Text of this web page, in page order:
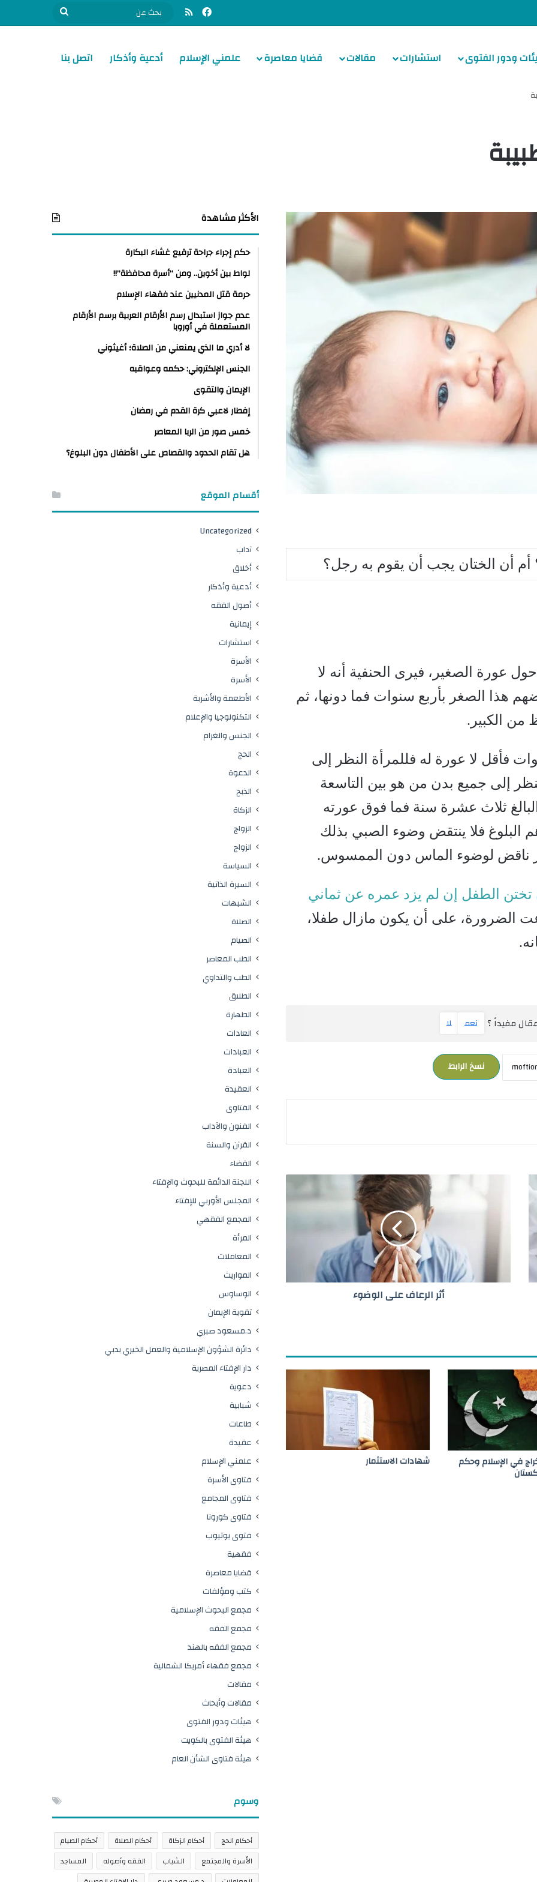
فيسبوكملخص الموقع RSS
ودور الفتوى استشارات مقالات قضايا معاصرة علمني الإسلام أدعية وأذكار اتصل بنا
أن الختان يجب أن يقوم به رجل؟
عورة الصغير، فيرى الحنفية أنه لا
هذا الصغر بأربع سنوات فما دونها، ثم
من الكبير.
فأقل لا عورة له فللمرأة النظر إلى
إلى جميع بدن من هو بين التاسعة
ثلاث عشرة سنة فما فوق عورته
فلا ينتقض وضوء الصبي بذلك
ناقض لوضوء الماس دون الممسوس.
تختن الطفل إن لم يزد عمره عن ثماني
الضرورة، على أن يكون مازال طفلا،
مفيداً ؟ نعم لا
نسخ الرابط
ف
و
ض
أثر الرعاف على الوضوء
في الإسلام وحكم شهادات الاستثمار
الأكثر مشاهدة
حكم إجراء جراحة ترقيع غشاء البكارة
لواط بين أخوين.. ومن “أسرة محافظة”!!
حرمة قتل المدنيين عند فقهاء الإسلام
عدم جواز استبدال رسم الأرقام العربية برسم الأرقام
المستعملة في أوروبا
لا أدري ما الذي يمنعني من الصلاة؛ أغيثوني
الجنس الإلكتروني: حكمه وعواقبه
الإيمان والتقوى
إفطار لاعبي كرة القدم في رمضان
خمس صور من الربا المعاصر
هل تقام الحدود والقصاص على الأطفال دون البلوغ؟
أقسام الموقع
Uncategorized
آداب
أخلاق
أدعية وأذكار
أصول الفقه
إيمانية
استشارات
الأسرة
الأسرة
الأطعمة والأشربة
التكنولوجيا والإعلام
الجنس والغرام
الحج
الدعوة
الذبح
الزكاة
الزواج
الزواج
السياسة
السيرة الذاتية
الشبهات
الصلاة
الصيام
الطب المعاصر
الطب والتداوي
الطلاق
الطهارة
العادات
العبادات
العبادة
العقيدة
الفتاوى
الفنون والآداب
القرآن والسنة
القضاء
اللجنة الدائمة للبحوث والإفتاء
المجلس الأوربي للإفتاء
المجمع الفقهي
المرأة
المعاملات
المواريث
الوساوس
تقوية الإيمان
د.مسعود صبري
دائرة الشؤون الإسلامية والعمل الخيري بدبي
دار الإفتاء المصرية
دعوية
شبابية
طاعات
عقيدة
علمني الإسلام
فتاوى الأسرة
فتاوى المجامع
فتاوى كورونا
فتوى يوتيوب
فقهية
قضايا معاصرة
كتب ومؤلفات
مجمع البحوث الإسلامية
مجمع الفقه
مجمع الفقه بالهند
مجمع فقهاء أمريكا الشمالية
مقالات
مقالات وأبحاث
هيئات ودور الفتوى
هيئة الفتوى بالكويت
هيئة فتاوى الشأن العام
وسوم
أحكام الحج أحكام الزكاة أحكام الصلاة
أحكام الصيام
الأسرة والمجتمع
الشباب الفقه وأصوله
المساجد